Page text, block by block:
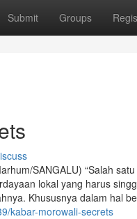
Submit Groups
SANGALU) “Salah
lokal yang harus
Khususnya dalam hal
kabar-morowali-secrets